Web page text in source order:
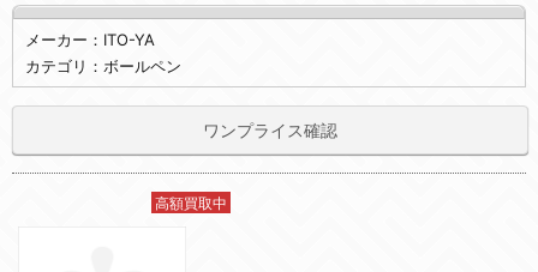
メーカー：ITO-YA
カテゴリ：ボールペン
ワンプライス確認
高額買取中